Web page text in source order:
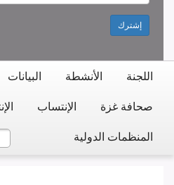
إشترك
اللجنة الأنشطة البيانات
صحافة غزة الإنتساب
المنظمات الدولية